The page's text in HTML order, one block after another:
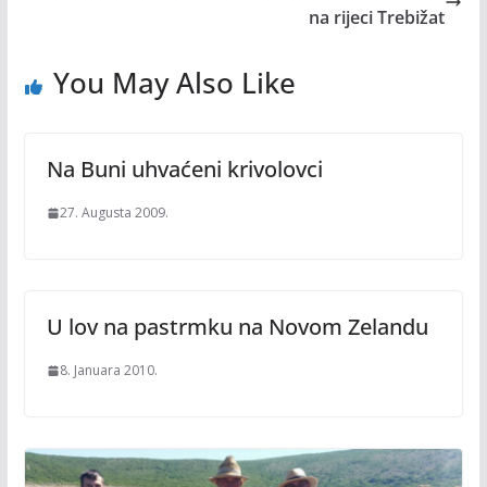
na rijeci Trebižat
You May Also Like
Na Buni uhvaćeni krivolovci
27. Augusta 2009.
U lov na pastrmku na Novom Zelandu
8. Januara 2010.